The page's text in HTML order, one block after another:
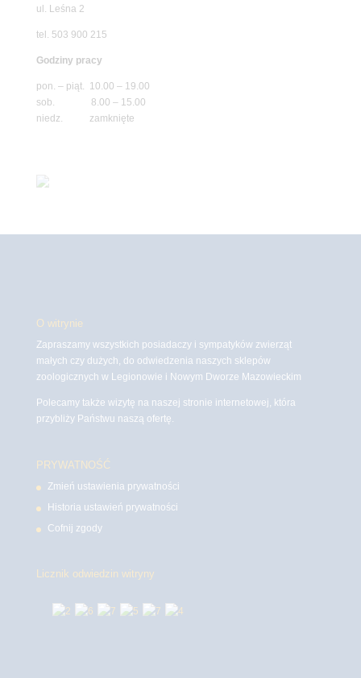
ul. Leśna 2
tel. 503 900 215
Godziny pracy
pon. – piąt. 10.00 – 19.00
sob. 8.00 – 15.00
niedz. zamknięte
O witrynie
Zapraszamy wszystkich posiadaczy i sympatyków zwierząt
małych czy dużych, do odwiedzenia naszych sklepów
zoologicznych w Legionowie i Nowym Dworze Mazowieckim
Polecamy także wizytę na naszej stronie internetowej, która
przybliży Państwu naszą ofertę.
PRYWATNOŚĆ
Zmień ustawienia prywatności
Historia ustawień prywatności
Cofnij zgody
Licznik odwiedzin witryny